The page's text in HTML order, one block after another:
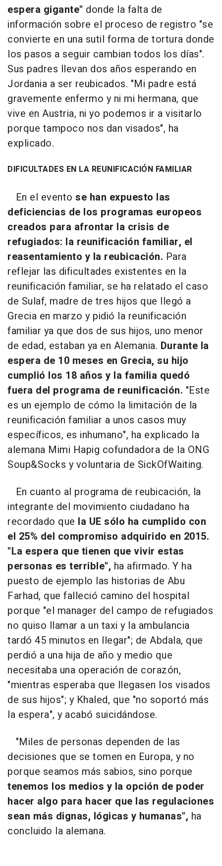
espera gigante" donde la falta de
información sobre el proceso de registro "se
convierte en una sutil forma de tortura donde
los pasos a seguir cambian todos los días".
Sus padres llevan dos años esperando en
Jordania a ser reubicados. "Mi padre está
gravemente enfermo y ni mi hermana, que
vive en Austria, ni yo podemos ir a visitarlo
porque tampoco nos dan visados", ha
explicado.
DIFICULTADES EN LA REUNIFICACIÓN FAMILIAR
En el evento se han expuesto las
deficiencias de los programas europeos
creados para afrontar la crisis de
refugiados: la reunificación familiar, el
reasentamiento y la reubicación. Para
reflejar las dificultades existentes en la
reunificación familiar, se ha relatado el caso
de Sulaf, madre de tres hijos que llegó a
Grecia en marzo y pidió la reunificación
familiar ya que dos de sus hijos, uno menor
de edad, estaban ya en Alemania. Durante la
espera de 10 meses en Grecia, su hijo
cumplió los 18 años y la familia quedó
fuera del programa de reunificación. "Este
es un ejemplo de cómo la limitación de la
reunificación familiar a unos casos muy
específicos, es inhumano", ha explicado la
alemana Mimi Hapig cofundadora de la ONG
Soup&Socks y voluntaria de SickOfWaiting.
En cuanto al programa de reubicación, la
integrante del movimiento ciudadano ha
recordado que la UE sólo ha cumplido con
el 25% del compromiso adquirido en 2015.
"La espera que tienen que vivir estas
personas es terrible", ha afirmado. Y ha
puesto de ejemplo las historias de Abu
Farhad, que falleció camino del hospital
porque "el manager del campo de refugiados
no quiso llamar a un taxi y la ambulancia
tardó 45 minutos en llegar"; de Abdala, que
perdió a una hija de año y medio que
necesitaba una operación de corazón,
"mientras esperaba que llegasen los visados
de sus hijos"; y Khaled, que "no soportó más
la espera", y acabó suicidándose.
"Miles de personas dependen de las
decisiones que se tomen en Europa, y no
porque seamos más sabios, sino porque
tenemos los medios y la opción de poder
hacer algo para hacer que las regulaciones
sean más dignas, lógicas y humanas", ha
concluido la alemana.